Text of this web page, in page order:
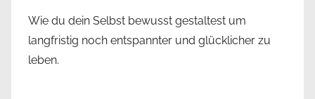
Wie du dein Selbst bewusst gestaltest um
langfristig noch entspannter und glücklicher zu
leben.